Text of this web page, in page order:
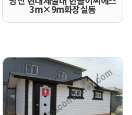
3m×9m화장실동